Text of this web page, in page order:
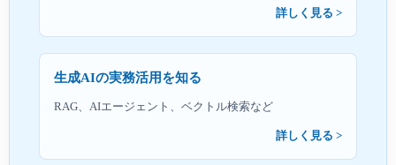
詳しく見る
生成AIの実務活用を知る
RAG、AIエージェント、ベクトル検索など
詳しく見る